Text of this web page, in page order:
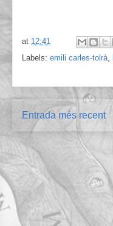
at 12:41
Labels: emili carles-tolrà
Entrada més recent